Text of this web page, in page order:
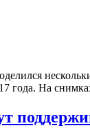
года. На